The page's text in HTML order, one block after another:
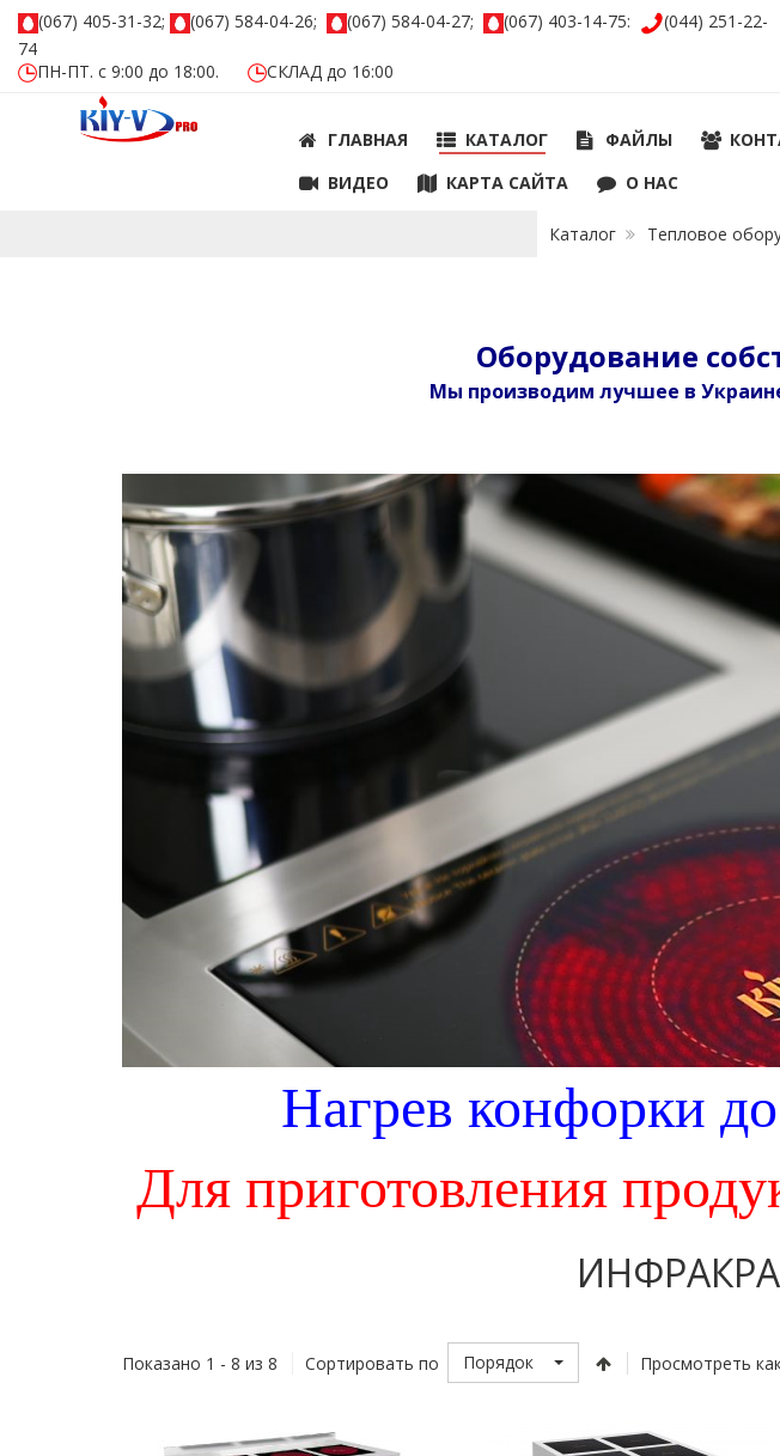
(067) 405-31-32; (067) 584-04-26; (067) 584-04-27; (067) 403-14-75:
(044) 251-22-
74
ПН-ПТ. с 9:00 до 18:00.
СКЛАД до 16:00
ГЛАВНАЯ КАТАЛОГ ФАЙЛЫ
ВИДЕО
КАРТА САЙТА О НАС
Каталог Тепловое
Оборудование
Мы производим лучшее в
Нагрев конфорки до
Для приготовления
Показано 1 - 8 из 8 Сортировать по Порядок Просмотреть